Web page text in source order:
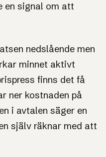
en signal om att
nedslående men
minnet aktivt
finns det få
ner kostnaden på
i avtalen säger en
själv räknar med att